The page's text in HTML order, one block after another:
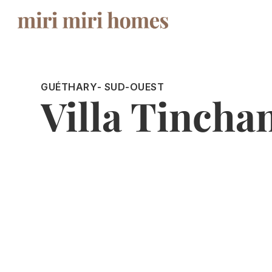
GUÉTHARY- SUD-OUEST
Villa